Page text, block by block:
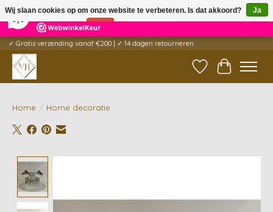
5 Reviews ×
✓ Gratis verzending vanaf €200 | ✓ 14 dagen retourneren
Verlanglijst
Home / Home decoratie
Wij slaan cookies op om onze website te verbeteren. Is dat akkoord?
Ja
Nee